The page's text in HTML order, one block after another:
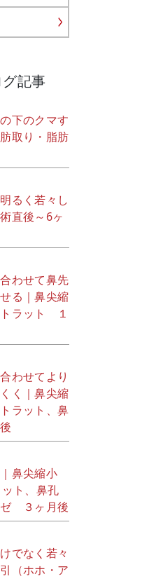
記事
下のクマす
取り・脂肪
るく若々し
直後～6ヶ
わせて鼻先
る｜鼻尖縮
ラット １
わせてより
く｜鼻尖縮
ラット、鼻
鼻尖縮小
ト、鼻孔
ゼ ３ヶ月後
でなく若々
（ホホ・ア